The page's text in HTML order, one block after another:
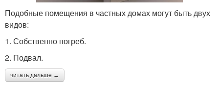
Подобные помещения в частных домах могут быть двух
видов:
1. Собственно погреб.
2. Подвал.
читать дальше →